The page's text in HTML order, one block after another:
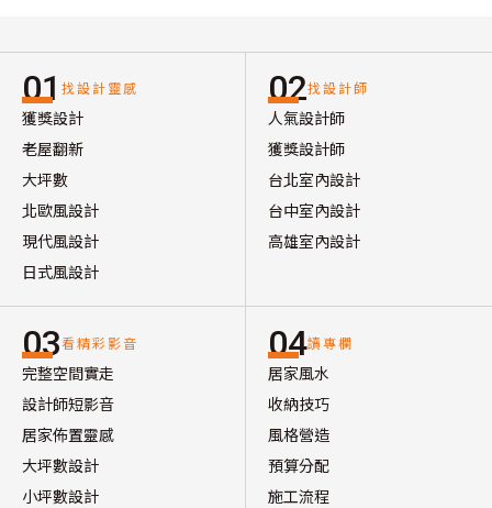
01 找設計靈感
獲獎設計
老屋翻新
大坪數
北歐風設計
現代風設計
日式風設計
02找設計師
人氣設計師
獲獎設計師
台北室內設計
台中室內設計
高雄室內設計
03看精彩影音
完整空間實走
設計師短影音
居家佈置靈感
大坪數設計
小坪數設計
04讀專欄
居家風水
收納技巧
風格營造
預算分配
施工流程